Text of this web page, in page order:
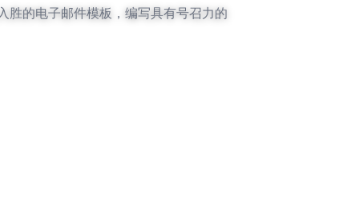
胜的电子邮件模板，编写具有号召力的